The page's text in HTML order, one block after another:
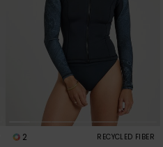
2 RECYCLED FIBER